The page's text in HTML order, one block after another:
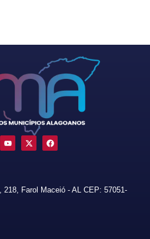
218, Farol Maceió - AL CEP: 57051-